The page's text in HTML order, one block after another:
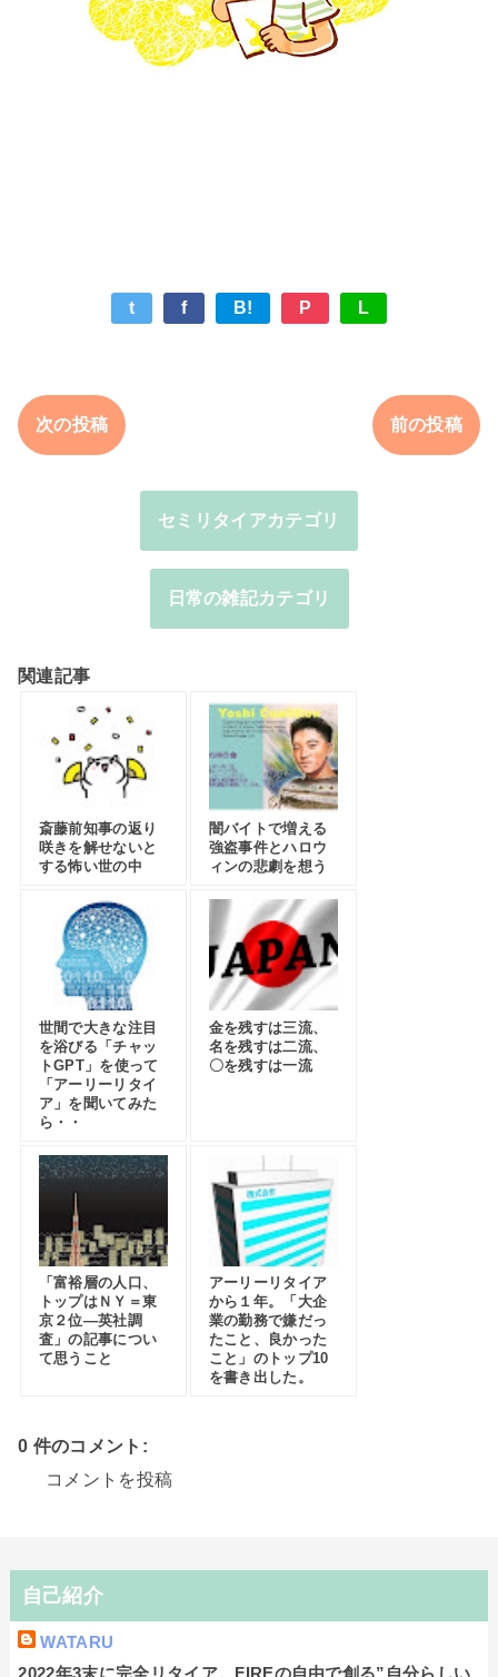
t f B! P L
次の投稿 前の投稿
セミリタイアカテゴリ
日常の雑記カテゴリ
関連記事
斎藤前知事の返り
咲きを解せないと
する怖い世の中
闇バイトで増える
強盗事件とハロウ
ィンの悲劇を想う
世間で大きな注目
を浴びる「チャッ
トGPT」を使って
「アーリーリタイ
ア」を聞いてみた
ら・・
金を残すは三流、
名を残すは二流、
〇を残すは一流
「富裕層の人口、
トップはＮＹ＝東
京２位―英社調
査」の記事につい
て思うこと
アーリーリタイア
から１年。「大企
業の勤務で嫌だっ
たこと、良かった
こと」のトップ10
を書き出した。
0 件のコメント:
コメントを投稿
自己紹介
WATARU